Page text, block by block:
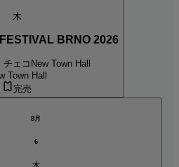
木
BRNO 2026
チェコ New Town Hall
Town Hall
完売
8月
6